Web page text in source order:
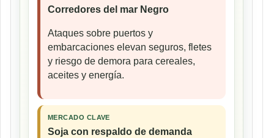
Corredores del mar Negro
Ataques sobre puertos y
embarcaciones elevan seguros, fletes
y riesgo de demora para cereales,
aceites y energía.
MERCADO CLAVE
Soja con respaldo de demanda